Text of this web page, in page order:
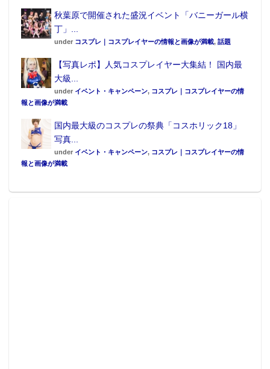
秋葉原で開催された盛況イベント「バニーガール横
丁」...
under コスプレ｜コスプレイヤーの情報と画像が満載, 話題
【写真レポ】人気コスプレイヤー大集結！ 国内最
大級...
under イベント・キャンペーン, コスプレ｜コスプレイヤーの情
報と画像が満載
国内最大級のコスプレの祭典「コスホリック18」
写真...
under イベント・キャンペーン, コスプレ｜コスプレイヤーの情
報と画像が満載